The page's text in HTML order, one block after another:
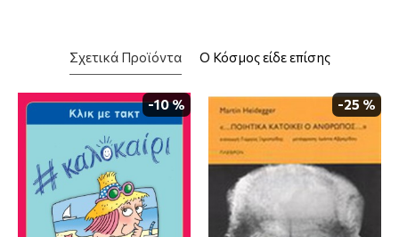
εκρήγνυνται σε ανεπανάληπτους συνδυασμούς.
ένα φασματικό μεταίχμιο, ανάμεσα στο τραγικό
πάθος και στη μαύρη κωμωδία, είναι άνθρωποι
που φλέγονται από φυλετικές αγωνίες,
σεξουαλικές επιθυμίες και υπαρξιακές
συγκρούσεις, άνθρωποι που τριγυρνούν
ανεξέλεγκτα στοιχειωμένοι από τα φαντάσματα
της Ιστορίας αλλά και τους δαίμονες του έρωτα,
Σχετικά Προϊόντα Ο Κόσμος είδε επίσης
-10 % -25 %